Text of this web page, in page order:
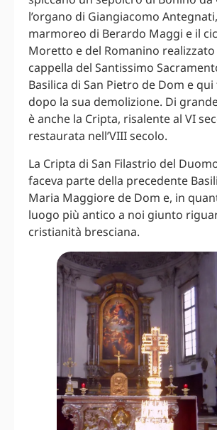
l’organo di Giangiacomo
marmoreo di Berardo Maggi e il
Moretto e del Romanino
cappella del Santissimo
Basilica di San Pietro de Dom e
dopo la sua demolizione. Di
è anche la Cripta, risalente al VI
restaurata nell’VIII secolo.
La Cripta di San Filastrio del
faceva parte della precedente
Maria Maggiore de Dom e, in
luogo più antico a noi giunto
cristianità bresciana.